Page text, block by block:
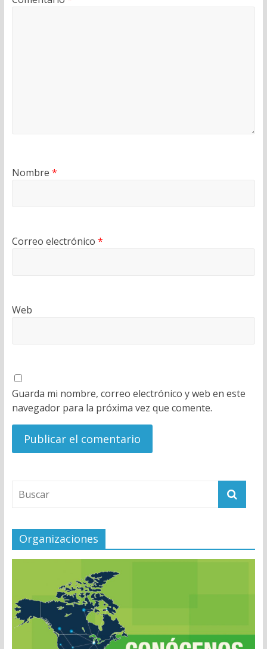
Nombre *
Correo electrónico *
Web
Guarda mi nombre, correo electrónico y web en este
navegador para la próxima vez que comente.
Organizaciones